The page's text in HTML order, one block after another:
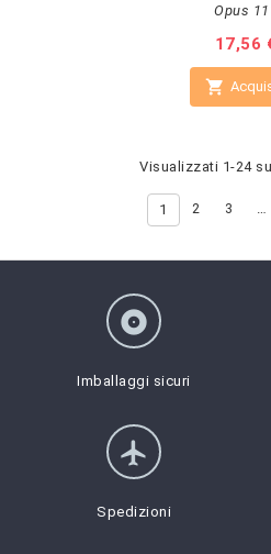
Opus
17,56

Visualizzati 1-24
1 2 3 …
album
Imballaggi sicuri
flight
Spedizioni